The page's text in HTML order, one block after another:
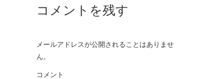
コメントを残す
メールアドレスが公開されることはありませ
ん。
コメント